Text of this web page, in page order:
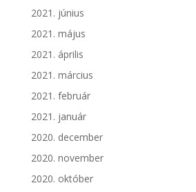
2021. június
2021. május
2021. április
2021. március
2021. február
2021. január
2020. december
2020. november
2020. október